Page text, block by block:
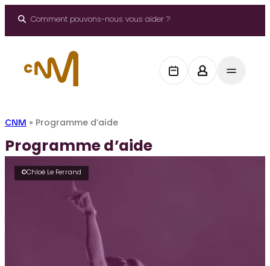
Comment pouvons-nous vous aider ?
CNM » Programme d’aide
Programme d’aide
©Chloé Le Ferrand